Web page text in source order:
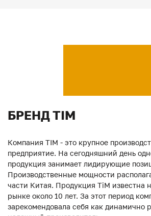
БРЕНД TIM
Компания TIM - это крупное
предприятие. На сегодняшний день
продукция занимает лидирующие
Производственные мощности
части Китая. Продукция ТiM известна
рынке около 10 лет. За этот период
зарекомендовала себя как динамично